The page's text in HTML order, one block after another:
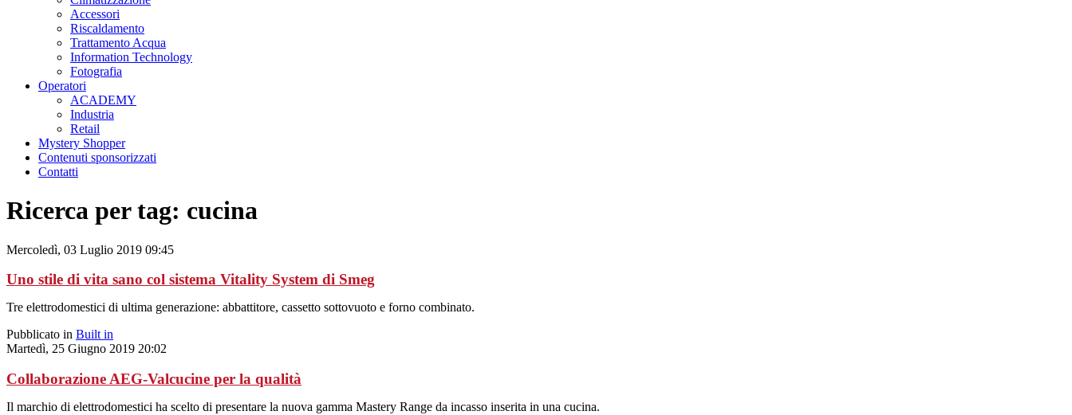
Accessori
Riscaldamento
Trattamento Acqua
Information Technology
Fotografia
Operatori
ACADEMY
Industria
Retail
Mystery Shopper
Contenuti sponsorizzati
Contatti
Ricerca per tag: cucina
Mercoledì, 03 Luglio 2019 09:45
Uno stile di vita sano col sistema Vitality System di Smeg
Tre elettrodomestici di ultima generazione: abbattitore, cassetto sottovuoto e forno combinato.
Pubblicato in Built in
Martedì, 25 Giugno 2019 20:02
Collaborazione AEG-Valcucine per la qualità
Il marchio di elettrodomestici ha scelto di presentare la nuova gamma Mastery Range da incasso inserita in una cucina.